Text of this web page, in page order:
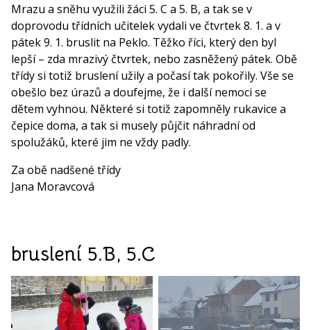
Mrazu a sněhu využili žáci 5. C a 5. B, a tak se v
doprovodu třídních učitelek vydali ve čtvrtek 8. 1. a v
pátek 9. 1. bruslit na Peklo. Těžko říci, který den byl
lepší – zda mrazivý čtvrtek, nebo zasněžený pátek. Obě
třídy si totiž bruslení užily a počasí tak pokořily. Vše se
obešlo bez úrazů a doufejme, že i další nemoci se
dětem vyhnou. Některé si totiž zapomněly rukavice a
čepice doma, a tak si musely půjčit náhradní od
spolužáků, které jim ne vždy padly.
Za obě nadšené třídy
Jana Moravcová
bruslení 5.B, 5.C